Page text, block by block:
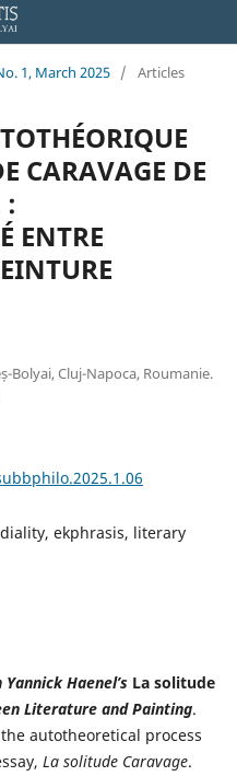
1, March 2025 / Articles
CARAVAGE DE
:
ENTRE
Bolyai, Cluj-Napoca, Roumanie.
ekphrasis, literary
Haenel’s La solitude
Literature and Painting.
autotheoretical process
La solitude Caravage.